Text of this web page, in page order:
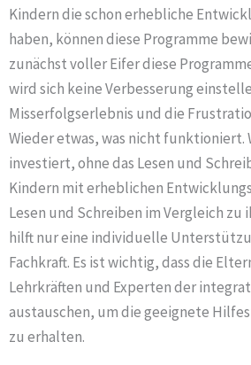
Kindern die schon erhebliche
haben, können diese Programme
zunächst voller Eifer diese
wird sich keine Verbesserung
Misserfolgserlebnis und die
Wieder etwas, was nicht funktioniert.
investiert, ohne das Lesen und
Kindern mit erheblichen
Lesen und Schreiben im Vergleich
hilft nur eine individuelle
Fachkraft. Es ist wichtig, dass die
Lehrkräften und Experten der
austauschen, um die geeignete
zu erhalten.